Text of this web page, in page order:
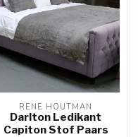
RENE HOUTMAN
Darlton Ledikant
Capiton Stof Paars